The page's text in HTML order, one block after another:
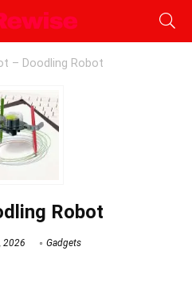
– Doodling Robot
Robot
2026
Gadgets